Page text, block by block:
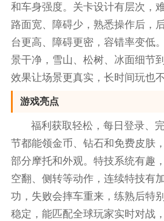
和车身强度。关卡设计有层次，
路面宽、障碍少，熟悉操作后，
台更高、障碍更密，容错率变低
景干净，雪山、松树、冰面细节
效果让场景更真实，长时间玩也不
游戏亮点
福利获取轻松，每日登录、
节都能领金币、钻石和免费皮肤
部分摩托和外观。特技系统有趣
空翻、侧转等动作，连续特技有
功，失败会摔车重来，练熟后特
稳定，能匹配全球玩家实时对战